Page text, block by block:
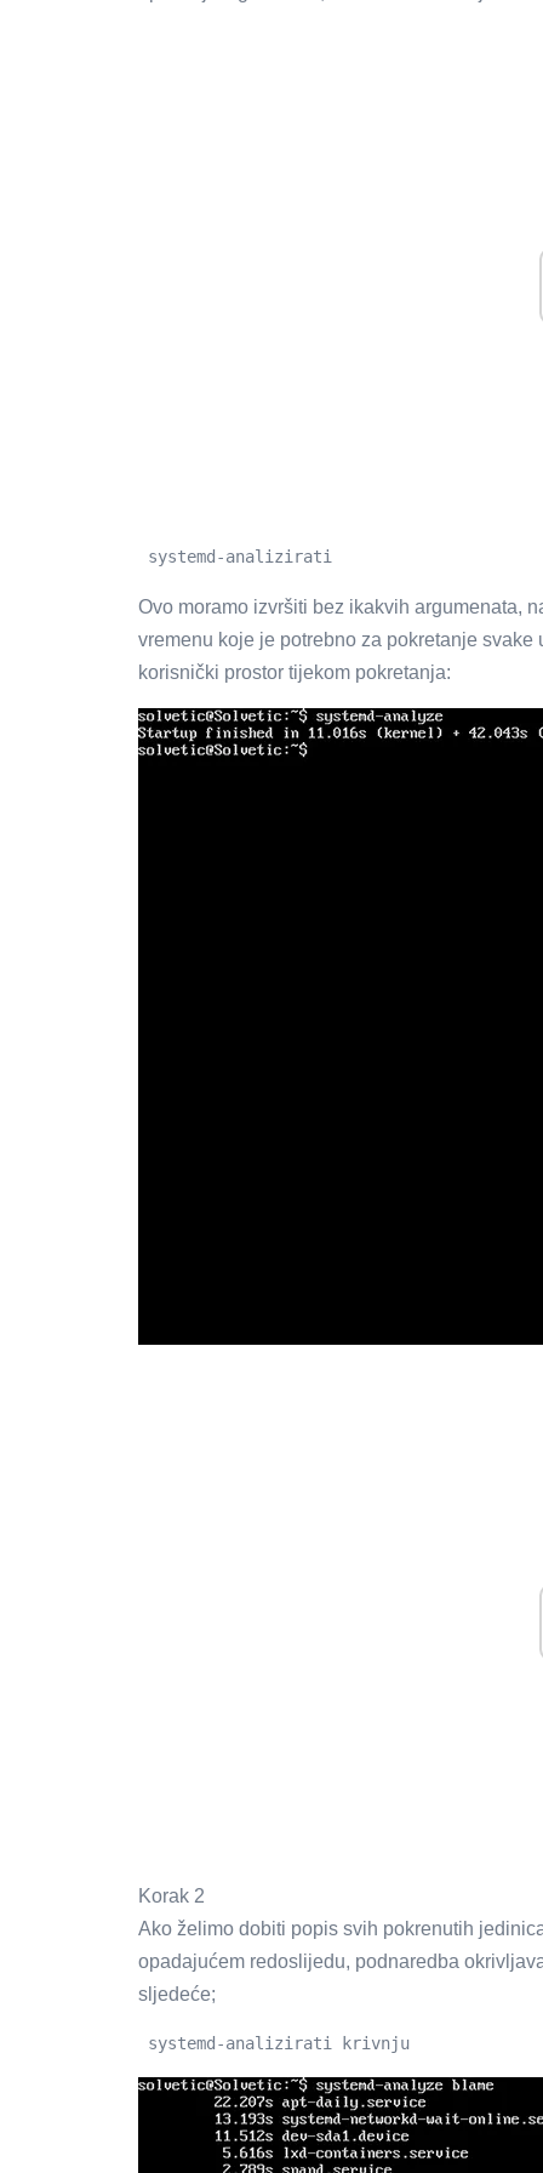
systemd-analizirati
Ovo moramo izvršiti bez ikakvih argumenata,
vremenu koje je potrebno za pokretanje
korisnički prostor tijekom pokretanja:
Korak 2
Ako želimo dobiti popis svih pokrenutih
opadajućem redoslijedu, podnaredba
sljedeće;
systemd-analizirati krivnju